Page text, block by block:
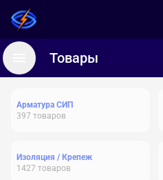
Товары
Арматура СИП
397 товаров
Изоляция / Крепеж
1427 товаров